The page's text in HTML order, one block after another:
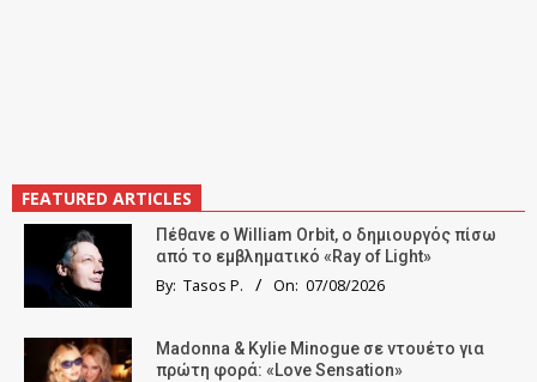
FEATURED ARTICLES
Πέθανε ο William Orbit, ο δημιουργός πίσω
από το εμβληματικό «Ray of Light»
By: Tasos P. On: 07/08/2026
Madonna & Kylie Minogue σε ντουέτο για
πρώτη φορά: «Love Sensation»